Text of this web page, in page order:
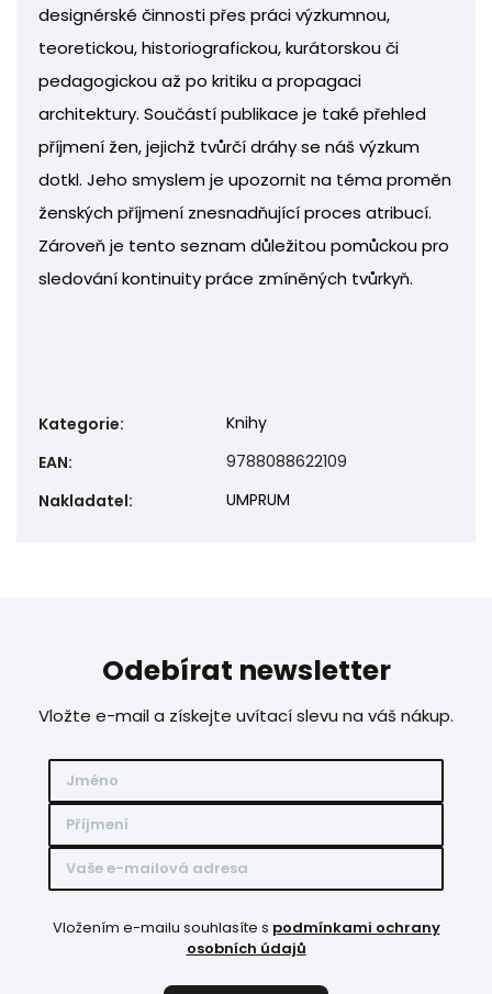
designérské činnosti přes práci výzkumnou,
teoretickou, historiografickou, kurátorskou či
pedagogickou až po kritiku a propagaci
architektury. Součástí publikace je také přehled
příjmení žen, jejichž tvůrčí dráhy se náš výzkum
dotkl. Jeho smyslem je upozornit na téma proměn
ženských příjmení znesnadňující proces atribucí.
Zároveň je tento seznam důležitou pomůckou pro
sledování kontinuity práce zmíněných tvůrkyň.
Kategorie:
Knihy
EAN:
9788088622109
Nakladatel: UMPRUM
Odebírat newsletter
Vložte e-mail a získejte uvítací slevu na váš nákup.
Vložením e-mailu souhlasíte s podmínkami ochrany
osobních údajů